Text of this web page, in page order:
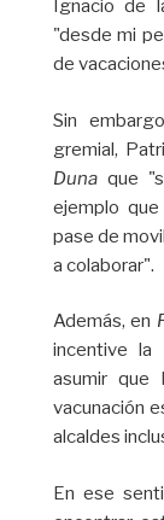
Ignacio de
"desde mi
de
Sin
gremial,
Duna que
ejemplo
pase de
a colaborar".
Además, en
incentive la
asumir que
vacunación
alcaldes
En ese